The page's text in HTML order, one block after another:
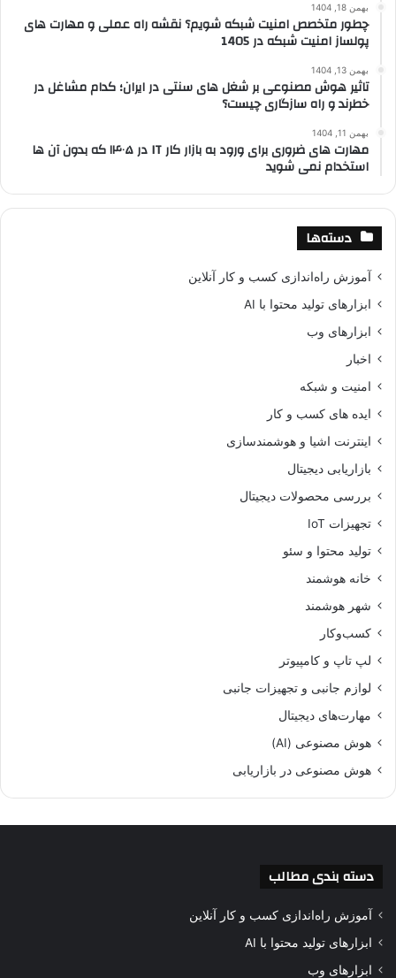
بهمن 18, 1404
چطور متخصص امنیت شبکه شویم؟ نقشه راه عملی و مهارت های
پولساز امنیت شبکه در 1405
بهمن 13, 1404
تاثیر هوش مصنوعی بر شغل های سنتی در ایران؛ کدام مشاغل در
خطرند و راه سازگاری چیست؟
بهمن 11, 1404
مهارت های ضروری برای ورود به بازار کار IT در ۱۴۰۵ که بدون آن ها
استخدام نمی شوید
دسته‌ها
آموزش راه‌اندازی کسب و کار آنلاین
ابزارهای تولید محتوا با AI
ابزارهای وب
اخبار
امنیت و شبکه
ایده های کسب و کار
اینترنت اشیا و هوشمندسازی
بازاریابی دیجیتال
بررسی محصولات دیجیتال
تجهیزات IoT
تولید محتوا و سئو
خانه هوشمند
شهر هوشمند
کسب‌وکار
لپ تاپ و کامپیوتر
لوازم جانبی و تجهیزات جانبی
مهارت‌های دیجیتال
هوش مصنوعی (AI)
هوش مصنوعی در بازاریابی
دسته بندی مطالب
آموزش راه‌اندازی کسب و کار آنلاین
ابزارهای تولید محتوا با AI
ابزارهای وب